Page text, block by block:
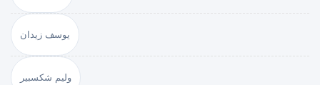
يوسف زيدان
وليم شكسبير